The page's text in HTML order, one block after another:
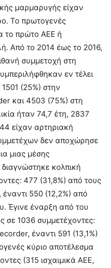
μαρμαρυγής είχαν
Το πρωτογενές
το πρώτο ΑΕΕ ή
Από το 2014 έως το 2016,
συμμετοχή στη
εν τέλει
(25%) στην
και 4503 (75%) στη
ήταν 74,7 έτη, 2837
είχαν αρτηριακή
δεν αποχώρησε
μιας μέσης
κολπική
477 (31,8%) από τους
550 (12,2%) από
Έγινε έναρξη από του
σε 1036 συμμετέχοντες:
έναντι 591 (13,1%)
κύριο αποτέλεσμα
(315 ισχαιμικά ΑΕΕ,